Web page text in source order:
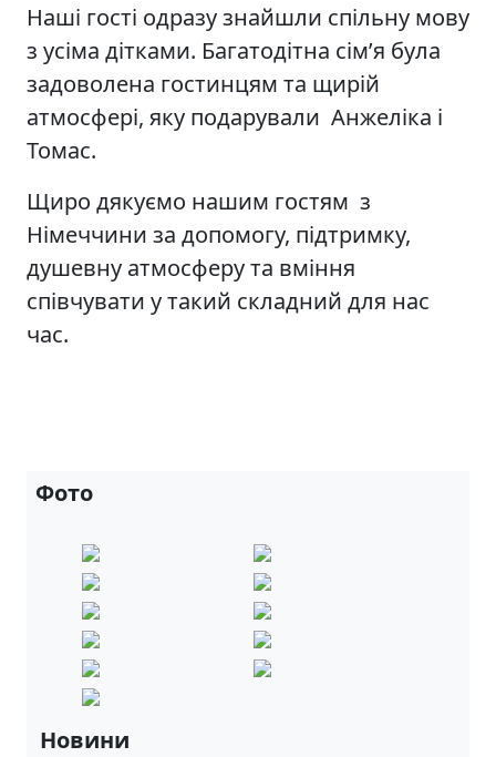
Наші гості одразу знайшли спільну мову
з усіма дітками. Багатодітна сім’я була
задоволена гостинцям та щирій
атмосфері, яку подарували Анжеліка і
Томас.
Щиро дякуємо нашим гостям з
Німеччини за допомогу, підтримку,
душевну атмосферу та вміння
співчувати у такий складний для нас
час.
Фото
Новини